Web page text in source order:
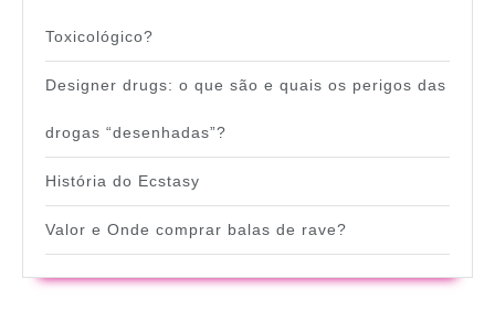
Toxicológico?
Designer drugs: o que são e quais os perigos das
drogas “desenhadas”?
História do Ecstasy
Valor e Onde comprar balas de rave?